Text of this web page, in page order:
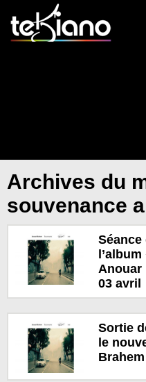
Archives du
souvenance
Séance
Anouar
03 avril
Sortie
le
Brahem